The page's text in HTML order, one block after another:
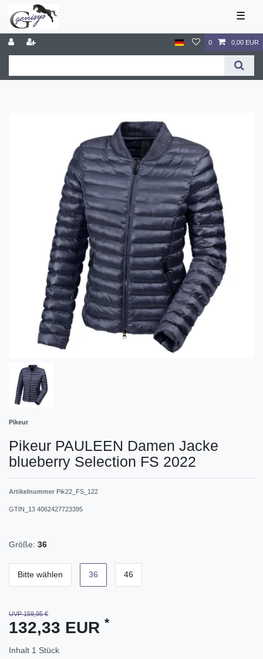
☰
0 0,00 EUR
Pikeur
Pikeur PAULEEN Damen Jacke
blueberry Selection FS 2022
Artikelnummer Pik22_FS_122
GTIN_13 4062427723395
Größe: 36
Bitte wählen 36 46
UVP 159,95 €
132,33 EUR *
Inhalt 1 Stück